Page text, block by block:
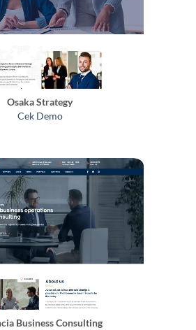
Osaka Strategy
Cek Demo
Business Consulting